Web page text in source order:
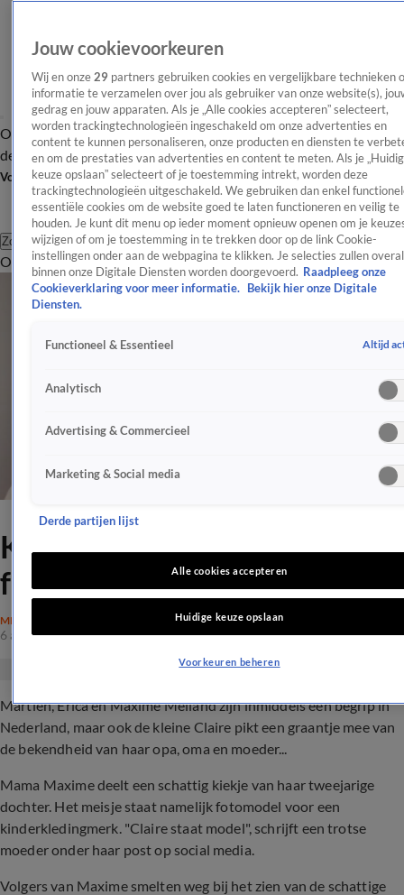
OverzichtAfleveringen Entertainment TV Algemeen
Tip
de redactieNieuwsbrief
Volg Shownieuws
Zoeken
OverzichtEntertainmentSpraakmakendRealityCrimeVideo's
Kleine Claire Meiland is
fotomodel
MEILAND
6 apr 2020, 11:21
Martien, Erica en Maxime Meiland zijn inmiddels een begrip in
Nederland, maar ook de kleine Claire pikt een graantje mee van
de bekendheid van haar opa, oma en moeder...
Mama Maxime deelt een schattig kiekje van haar tweejarige
dochter. Het meisje staat namelijk fotomodel voor een
kinderkledingmerk. "Claire staat model", schrijft een trotse
moeder onder haar post op social media.
Volgers van Maxime smelten weg bij het zien van de schattige
Jouw cookievoorkeuren
Wij en onze 29 partners gebruiken cookies en vergelijkbare technieken
informatie te verzamelen over jou als gebruiker van onze website(s),
gedrag en jouw apparaten. Als je „Alle cookies accepteren” selecteert,
worden trackingtechnologieën ingeschakeld om onze advertenties en
content te kunnen personaliseren, onze producten en diensten te
en om de prestaties van advertenties en content te meten. Als je
keuze opslaan” selecteert of je toestemming intrekt, worden deze
trackingtechnologieën uitgeschakeld. We gebruiken dan enkel
essentiële cookies om de website goed te laten functioneren en veilig te
houden. Je kunt dit menu op ieder moment opnieuw openen om je
wijzigen of om je toestemming in te trekken door op de link Cookie-
instellingen onder aan de webpagina te klikken. Je selecties zullen overal
binnen onze Digitale Diensten worden doorgevoerd. Raadpleeg onze
Cookieverklaring voor meer informatie.
Bekijk hier onze Digitale
Diensten.
Functioneel & Essentieel Altijd
Analytisch
Advertising & Commercieel
Marketing & Social media
Derde partijen lijst
Alle cookies accepteren
Huidige keuze opslaan
Voorkeuren beheren